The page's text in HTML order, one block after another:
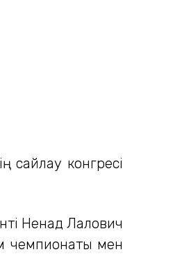
сайлау конгресі
Ненад Лалович
чемпионаты мен